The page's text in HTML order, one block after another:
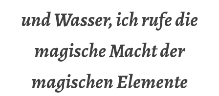
und Wasser, ich rufe die
magische Macht der
magischen Elemente